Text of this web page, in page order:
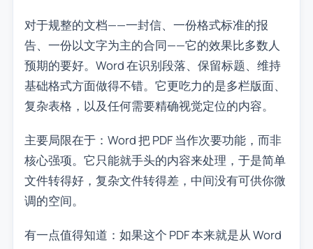
对于规整的文档——一封信、一份格式标准的报
告、一份以文字为主的合同——它的效果比多数人
预期的要好。Word 在识别段落、保留标题、维持
基础格式方面做得不错。它更吃力的是多栏版面、
复杂表格，以及任何需要精确视觉定位的内容。
主要局限在于：Word 把 PDF 当作次要功能，而非
核心强项。它只能就手头的内容来处理，于是简单
文件转得好，复杂文件转得差，中间没有可供你微
调的空间。
有一点值得知道：如果这个 PDF 本来就是从 Word